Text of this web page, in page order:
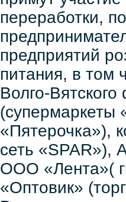
переработки,
предприятий
питания, в том
Волго-
(супермаркеты
«Пятерочка»),
сеть «SPAR»),
ООО «Лента»(
«Оптовик»